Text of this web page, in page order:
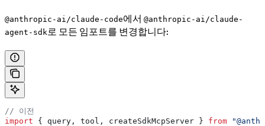
@anthropic-ai/claude-code에서 @anthropic-ai/claude-
agent-sdk 로 모든 임포트를 변경합니다:
// 이전
import { query , tool , createSdkMcpServer } from